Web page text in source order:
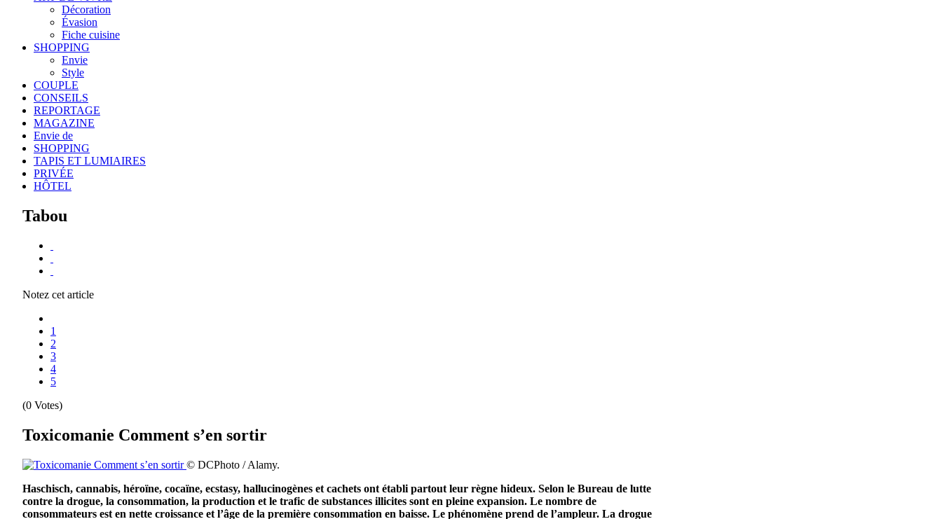
Décoration
Évasion
Fiche cuisine
SHOPPING
Envie
Style
COUPLE
CONSEILS
REPORTAGE
MAGAZINE
Envie de
SHOPPING
TAPIS ET LUMIAIRES
PRIVÉE
HÔTEL
Tabou
Notez cet article
1
2
3
4
5
(0 Votes)
Toxicomanie Comment s’en sortir
© DCPhoto / Alamy.
Haschisch, cannabis, héroïne, cocaïne, ecstasy, hallucinogènes et cachets ont établi partout leur règne hideux. Selon le Bureau de lutte
contre la drogue, la consommation, la production et le trafic de substances illicites sont en pleine expansion. Le nombre de
consommateurs est en nette croissance et l’âge de la première consommation en baisse. Le phénomène prend de l’ampleur. La drogue